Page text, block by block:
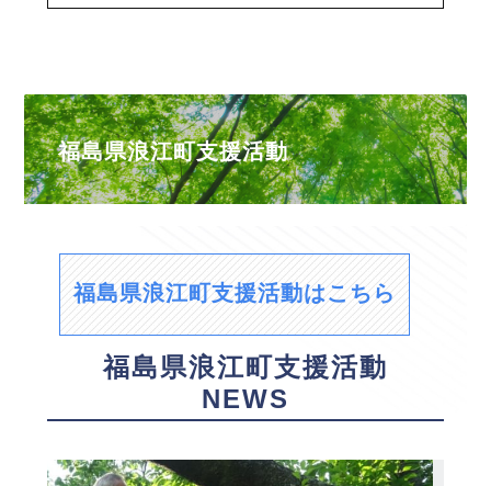
福島県浪江町支援活動
福島県浪江町支援活動はこちら
福島県浪江町支援活動
NEWS